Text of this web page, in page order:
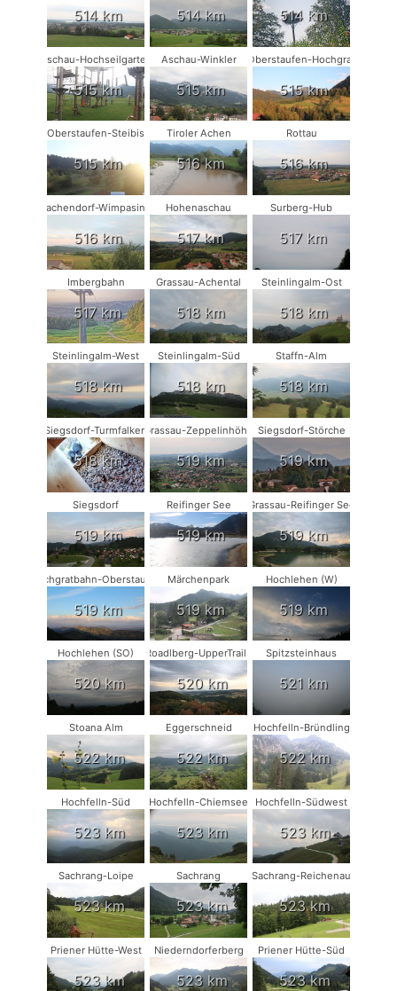
514 km 514 km 514 km
Aschau-Hochseilgarten
515 km
Aschau-Winkler
515 km
Oberstaufen-Hochgrat
515 km
Oberstaufen-Steibis
515 km
Tiroler Achen
516 km
Rottau
516 km
Vachendorf-Wimpasing
516 km
Hohenaschau
517 km
Surberg-Hub
517 km
Imbergbahn
517 km
Grassau-Achental
518 km
Steinlingalm-Ost
518 km
Steinlingalm-West
518 km
Steinlingalm-Süd
518 km
Staffn-Alm
518 km
Siegsdorf-Turmfalken
518 km
Grassau-Zeppelinhöhe
519 km
Siegsdorf-Störche
519 km
Siegsdorf
519 km
Reifinger See
519 km
Grassau-Reifinger See
519 km
Hochgratbahn-Oberstaufen
519 km
Märchenpark
519 km
Hochlehen (W)
519 km
Hochlehen (SO)
520 km
Roadlberg-UpperTrails
520 km
Spitzsteinhaus
521 km
Stoana Alm
522 km
Eggerschneid
522 km
Hochfelln-Bründling
522 km
Hochfelln-Süd
523 km
Hochfelln-Chiemsee
523 km
Hochfelln-Südwest
523 km
Sachrang-Loipe
523 km
Sachrang
523 km
Sachrang-Reichenau
523 km
Priener Hütte-West
523 km
Niederndorferberg
523 km
Priener Hütte-Süd
523 km